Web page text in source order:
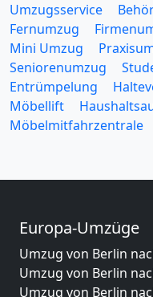
Umzugsservice
Fernumzug
Mini Umzug
Seniorenumzug
Entrümpelung
Möbellift
Möbelmitfahrzentrale
Europa-Umzüge
Umzug von Berlin
Umzug von Berlin
Umzug von Berlin